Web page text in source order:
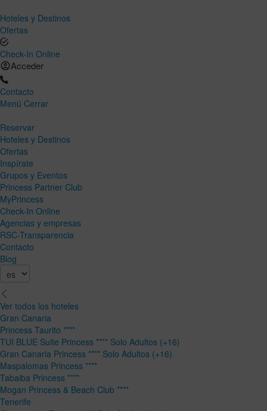
Hoteles y Destinos
Ofertas
Check-In Online
Acceder
Contacto
Menú Cerrar
Reservar
Hoteles y Destinos
Ofertas
Inspírate
Grupos y Eventos
Princess Partner Club
MyPrincess
Check-In Online
Agencias y empresas
RSC-Transparencia
Contacto
Blog
Ver todos los hoteles
Gran Canaria
Princess Taurito ****
TUI BLUE Suite Princess **** Solo Adultos (+16)
Gran Canaria Princess **** Solo Adultos (+16)
Maspalomas Princess ****
Tabaiba Princess ****
Mogan Princess & Beach Club ****
Tenerife